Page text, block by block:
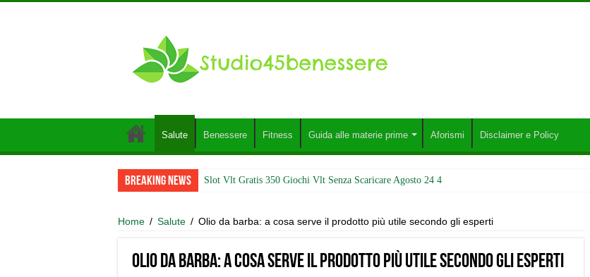
Salute Benessere Fitness Guida alle materie prime Aforismi Disclaimer e Policy
Breaking News Slot Vlt Gratis 350 Giochi Vlt Senza Scaricare Agosto 24 4
Home / Salute / Olio da barba: a cosa serve il prodotto più utile secondo gli esperti
Olio da barba: a cosa serve il prodotto più utile secondo gli esperti